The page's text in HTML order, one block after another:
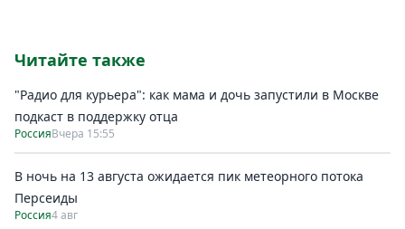
Читайте также
"Радио для курьера": как мама и дочь запустили в Москве
подкаст в поддержку отца
РоссияВчера 15:55
В ночь на 13 августа ожидается пик метеорного потока
Персеиды
Россия4 авг